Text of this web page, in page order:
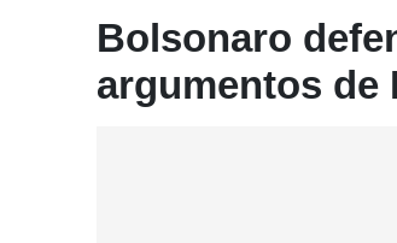
Bolsonaro
argumentos de